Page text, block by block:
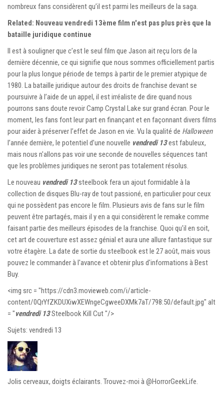
nombreux fans considèrent qu’il est parmi les meilleurs de la saga.
Related: Nouveau vendredi 13ème film n'est pas plus près que la
bataille juridique continue
Il est à souligner que c’est le seul film que Jason ait reçu lors de la
dernière décennie, ce qui signifie que nous sommes officiellement partis
pour la plus longue période de temps à partir de le premier atypique de
1980. La bataille juridique autour des droits de franchise devant se
poursuivre à l’aide de un appel, il est irréaliste de dire quand nous
pourrons sans doute revoir Camp Crystal Lake sur grand écran. Pour le
moment, les fans font leur part en finançant et en façonnant divers films
pour aider à préserver l’effet de Jason en vie. Vu la qualité de Halloween
l’année dernière, le potentiel d’une nouvelle vendredi 13est fabuleux,
mais nous n'allons pas voir une seconde de nouvelles séquences tant
que les problèmes juridiques ne seront pas totalement résolus.
Le nouveau vendredi 13steelbook fera un ajout formidable à la
collection de disques Blu-ray de tout passioné, en particulier pour ceux
qui ne possèdent pas encore le film. Plusieurs avis de fans sur le film
peuvent être partagés, mais il y en a qui considèrent le remake comme
faisant partie des meilleurs épisodes de la franchise. Quoi qu'il en soit,
cet art de couverture est assez génial et aura une allure fantastique sur
votre étagère. La date de sortie du steelbook est le 27 août, mais vous
pouvez le commander à l'avance et obtenir plus d'informations à Best
Buy.
<img src = "https://cdn3.movieweb.com/i/article-
content/0QrYfZKDUXiwXEWngeCgweeDXMk7aT/798:50/default.jpg" alt
= "vendredi 13Steelbook Kill Cut "/>
Sujets: vendredi 13
Jolis cerveaux, doigts éclairants. Trouvez-moi à @HorrorGeekLife.